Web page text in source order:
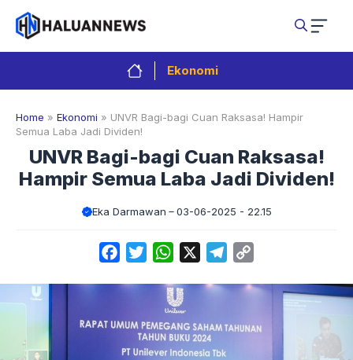
Langsung
isi
Ekonomi
Home » Ekonomi » UNVR Bagi-bagi Cuan Raksasa! Hampir
Semua Laba Jadi Dividen!
UNVR Bagi-bagi Cuan Raksasa!
Hampir Semua Laba Jadi Dividen!
Eka Darmawan 03-06-2025 - 22.15
FacebookTwitterWhatsApp Telegram